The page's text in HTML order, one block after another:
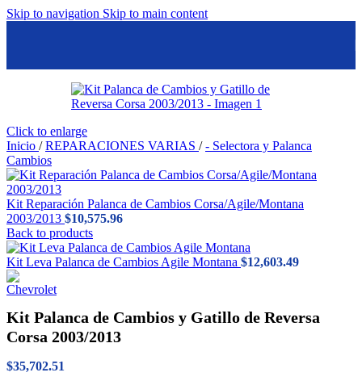
Skip to navigation Skip to main content
Click to enlarge
Inicio / REPARACIONES VARIAS / - Selectora y Palanca
Cambios
Kit Reparación Palanca de Cambios Corsa/Agile/Montana
2003/2013 $10,575.96
Back to products
Kit Leva Palanca de Cambios Agile Montana $12,603.49
Kit Palanca de Cambios y Gatillo de Reversa
Corsa 2003/2013
$35,702.51